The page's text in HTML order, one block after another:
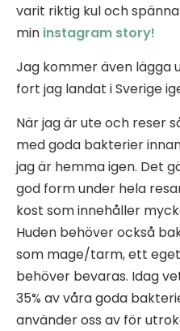
varit riktig kul och
min instagram story!
Jag kommer även lägga
fort jag landat i Sverige
När jag är ute och reser
med goda bakterier
jag är hemma igen. Det
god form under hela
kost som innehåller
Huden behöver också
som mage/tarm, ett
behöver bevaras. Idag
35% av våra goda
använder oss av för